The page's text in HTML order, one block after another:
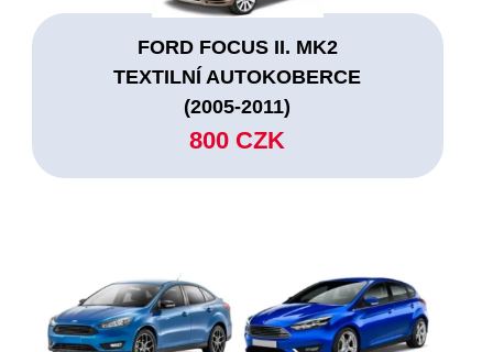
FORD FOCUS II. MK2
TEXTILNÍ AUTOKOBERCE
(2005-2011)
800 CZK